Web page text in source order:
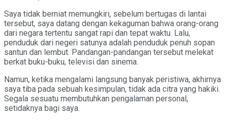
Saya tidak berniat memungkiri, sebelum bertugas di lantai
tersebut, saya datang dengan kekaguman bahwa orang-orang
dari negara tertentu sangat rapi dan tepat waktu. Lalu,
penduduk dari negeri satunya adalah penduduk penuh sopan
santun dan lembut. Pandangan-pandangan tersebut melekat
berkat buku-buku, televisi dan sinema.
Namun, ketika mengalami langsung banyak peristiwa, akhirnya
saya tiba pada sebuah kesimpulan, tidak ada citra yang hakiki.
Segala sesuatu membutuhkan pengalaman personal,
setidaknya bagi saya.